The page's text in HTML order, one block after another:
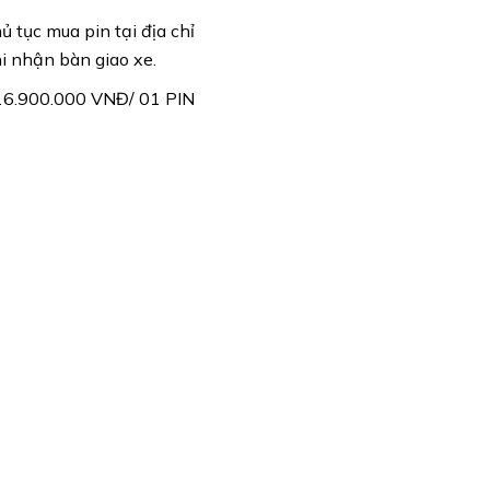
tục mua pin tại địa chỉ
nhận bàn giao xe.
VNĐ/ 01 PIN